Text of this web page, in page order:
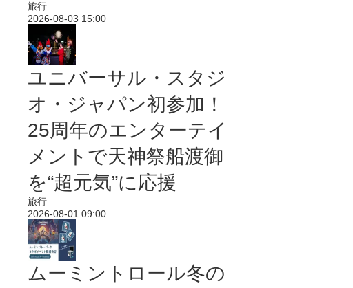
旅行
2026-08-03 15:00
ユニバーサル・スタジ
オ・ジャパン初参加！
25周年のエンターテイ
メントで天神祭船渡御
を“超元気”に応援
旅行
2026-08-01 09:00
ムーミントロール冬の